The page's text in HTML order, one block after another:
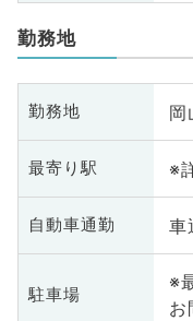
勤務地
勤務地 岡
最寄り駅 ※
自動車通勤 車
駐車場
※
お